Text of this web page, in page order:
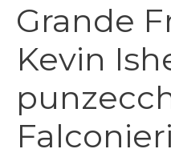
Grande
Kevin